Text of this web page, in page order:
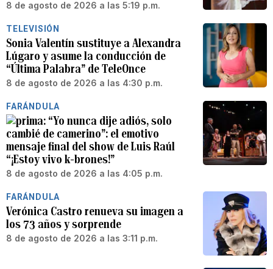
8 de agosto de 2026 a las 5:19 p.m.
TELEVISIÓN
Sonia Valentín sustituye a Alexandra
Lúgaro y asume la conducción de
“Última Palabra” de TeleOnce
8 de agosto de 2026 a las 4:30 p.m.
FARÁNDULA
“Yo nunca dije adiós, solo
cambié de camerino”: el emotivo
mensaje final del show de Luis Raúl
“¡Estoy vivo k-brones!”
8 de agosto de 2026 a las 4:05 p.m.
FARÁNDULA
Verónica Castro renueva su imagen a
los 73 años y sorprende
8 de agosto de 2026 a las 3:11 p.m.